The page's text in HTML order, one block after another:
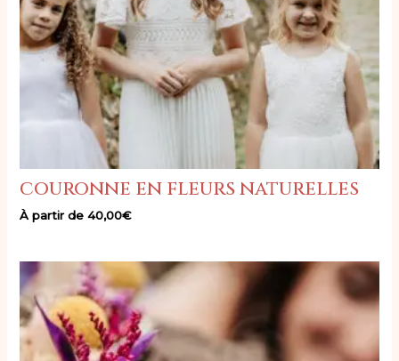
couronne en fleurs naturelles
À partir de40,00€